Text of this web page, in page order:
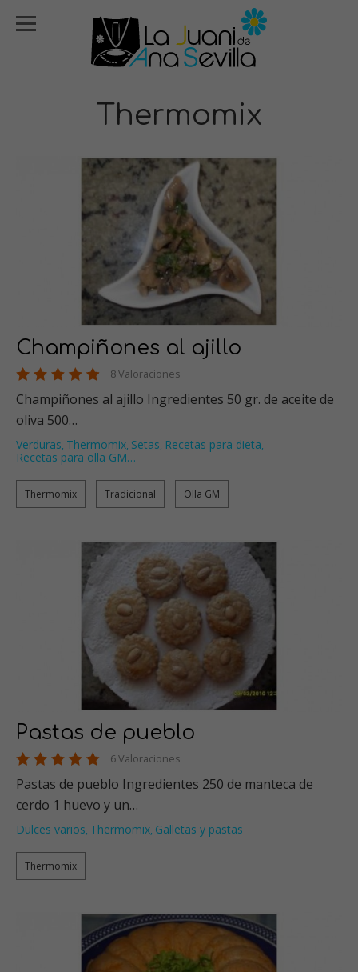
Thermomix
Champiñones al ajillo
8 Valoraciones
Champiñones al ajillo Ingredientes 50 gr. de aceite de
oliva 500…
Verduras, Thermomix, Setas, Recetas para dieta,
Recetas para olla GM…
Thermomix Tradicional Olla GM
Pastas de pueblo
6 Valoraciones
Pastas de pueblo Ingredientes 250 de manteca de
cerdo 1 huevo y un…
Dulces varios, Thermomix, Galletas y pastas
Thermomix